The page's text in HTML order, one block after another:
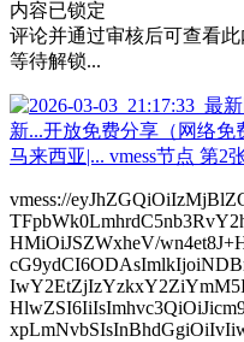
内容已锁定
评论并通过审核后可查看此
等待解锁...
vmess://
HMiOiJSZWxheV/